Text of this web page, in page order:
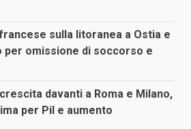
sulla litoranea a Ostia e
per omissione di soccorso e
davanti a Roma e Milano,
per Pil e aumento